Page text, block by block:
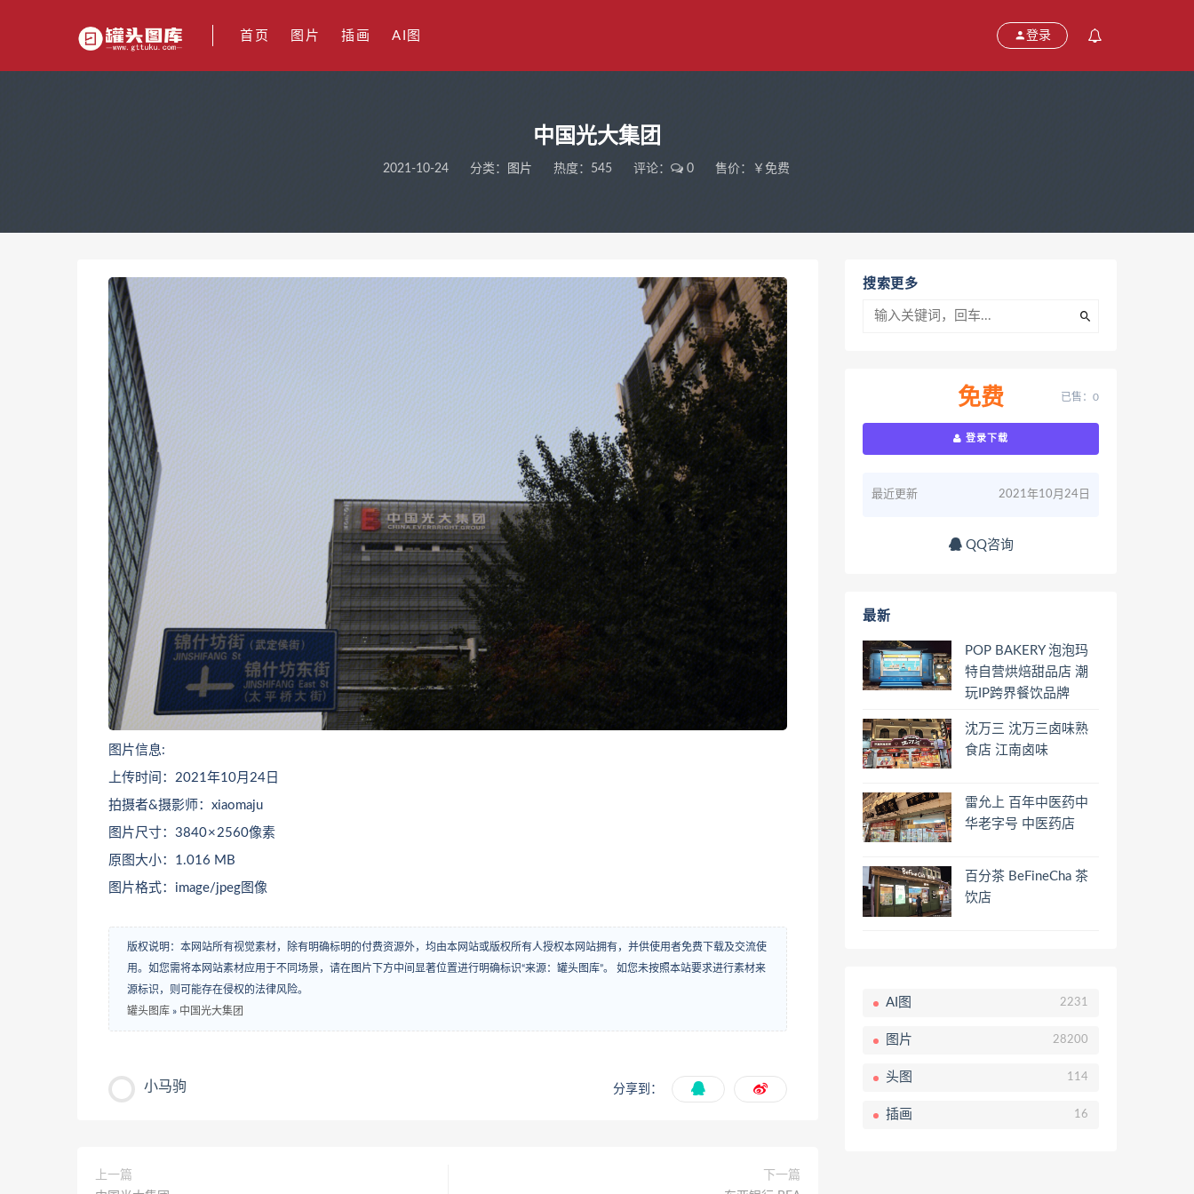
首页 图片 插画 AI图 登录
中国光大集团
2021-10-24 分类： 图片 热度：545 评论： 0 售价：￥免费
图片信息:
上传时间：2021年10月24日
拍摄者&摄影师：xiaomaju
图片尺寸：3840 × 2560像素
原图大小：1.016 MB
图片格式：image/jpeg图像
版权说明：本网站所有视觉素材，除有明确标明的付费资源外，均由本网站或版权所有人授权本网站拥有，并供使用者免费下载及交流使
用。如您需将本网站素材应用于不同场景，请在图片下方中间显著位置进行明确标识“来源：罐头图库”。 如您未按照本站要求进行素材来
源标识，则可能存在侵权的法律风险。
罐头图库 » 中国光大集团
小马驹 分享到：
上一篇
下一篇
搜索更多
免费 已售：0
登录下载
最近更新 2021年10月24日
QQ咨询
最新
POP BAKERY 泡泡玛
特自营烘焙甜品店 潮
玩IP跨界餐饮品牌
沈万三 沈万三卤味熟
食店 江南卤味
雷允上 百年中医药中
华老字号 中医药店
百分茶 BeFineCha 茶
饮店
AI图 2231
图片 28200
头图 114
插画 16